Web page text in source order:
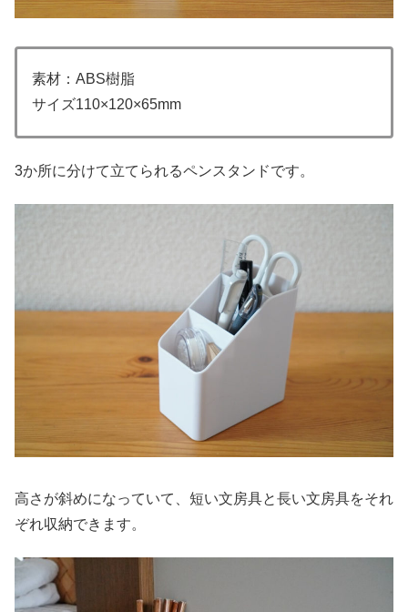
素材：ABS樹脂
サイズ110×120×65mm
3か所に分けて立てられるペンスタンドです。
高さが斜めになっていて、短い文房具と長い文房具をそれ
ぞれ収納できます。